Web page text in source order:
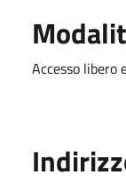
Accesso